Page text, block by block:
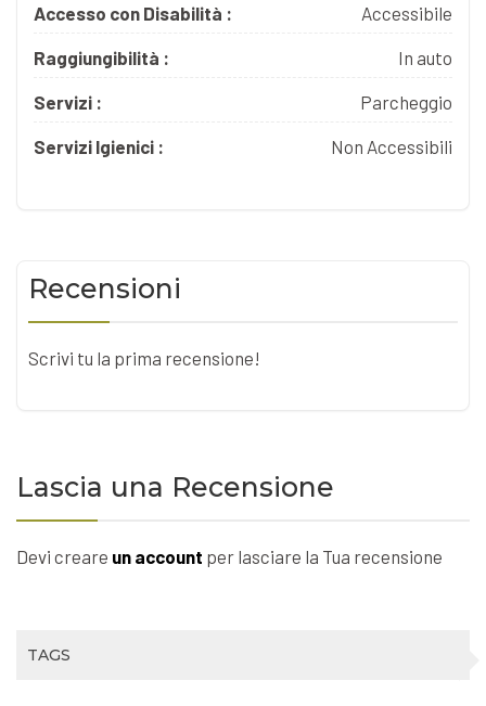
Accesso con Disabilità : Accessibile
Raggiungibilità : In auto
Servizi : Parcheggio
Servizi Igienici : Non Accessibili
Recensioni
Scrivi tu la prima recensione!
Lascia una Recensione
Devi creare un account per lasciare la Tua recensione
TAGS